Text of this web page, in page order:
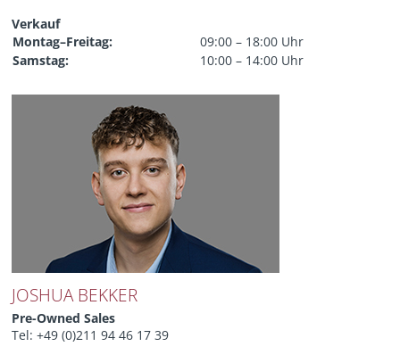
Verkauf
Montag–Freitag:
09:00 – 18:00 Uhr
Samstag:
10:00 – 14:00 Uhr
JOSHUA BEKKER
Pre-Owned Sales
Tel: +49 (0)211 94 46 17 39